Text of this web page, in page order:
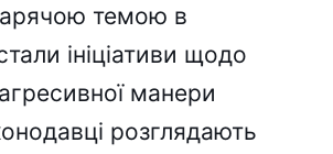
темою в
ініціативи щодо
манери
розглядають